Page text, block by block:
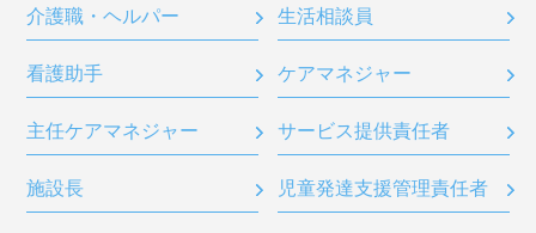
介護職・ヘルパー 生活相談員
看護助手 ケアマネジャー
主任ケアマネジャー サービス提供責任者
施設長 児童発達支援管理責任者